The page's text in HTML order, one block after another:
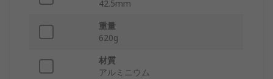
42.5mm
重量
620g
材質
アルミニウム